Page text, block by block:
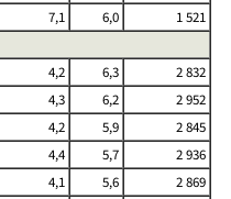
7,1 6,0
1 521
4,2 6,3
2 832
4,3 6,2
2 952
4,2 5,9
2 845
4,4 5,7
2 936
4,1 5,6
2 869